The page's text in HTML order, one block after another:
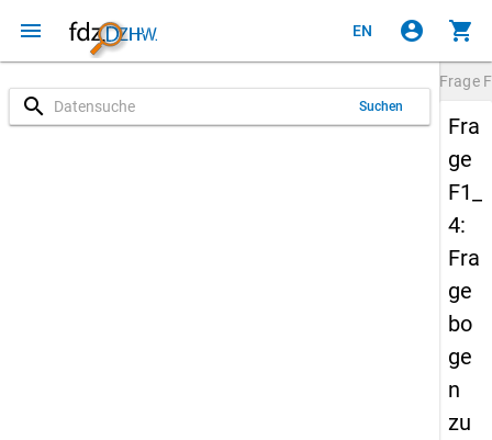
menu EN account_circle shopping_cart
search Suchen
Frage
Fra
ge
F1_
4:
Fra
ge
bo
ge
n
zu